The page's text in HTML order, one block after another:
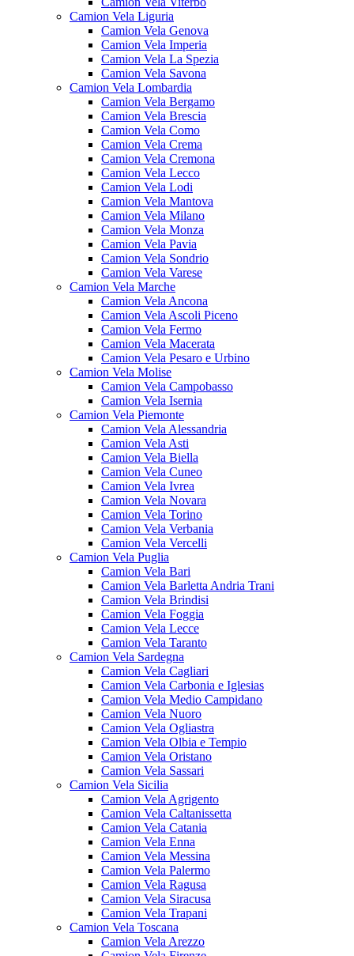
Camion Vela Liguria
Camion Vela Genova
Camion Vela Imperia
Camion Vela La Spezia
Camion Vela Savona
Camion Vela Lombardia
Camion Vela Bergamo
Camion Vela Brescia
Camion Vela Como
Camion Vela Crema
Camion Vela Cremona
Camion Vela Lecco
Camion Vela Lodi
Camion Vela Mantova
Camion Vela Milano
Camion Vela Monza
Camion Vela Pavia
Camion Vela Sondrio
Camion Vela Varese
Camion Vela Marche
Camion Vela Ancona
Camion Vela Ascoli Piceno
Camion Vela Fermo
Camion Vela Macerata
Camion Vela Pesaro e Urbino
Camion Vela Molise
Camion Vela Campobasso
Camion Vela Isernia
Camion Vela Piemonte
Camion Vela Alessandria
Camion Vela Asti
Camion Vela Biella
Camion Vela Cuneo
Camion Vela Ivrea
Camion Vela Novara
Camion Vela Torino
Camion Vela Verbania
Camion Vela Vercelli
Camion Vela Puglia
Camion Vela Bari
Camion Vela Barletta Andria Trani
Camion Vela Brindisi
Camion Vela Foggia
Camion Vela Lecce
Camion Vela Taranto
Camion Vela Sardegna
Camion Vela Cagliari
Camion Vela Carbonia e Iglesias
Camion Vela Medio Campidano
Camion Vela Nuoro
Camion Vela Ogliastra
Camion Vela Olbia e Tempio
Camion Vela Oristano
Camion Vela Sassari
Camion Vela Sicilia
Camion Vela Agrigento
Camion Vela Caltanissetta
Camion Vela Catania
Camion Vela Enna
Camion Vela Messina
Camion Vela Palermo
Camion Vela Ragusa
Camion Vela Siracusa
Camion Vela Trapani
Camion Vela Toscana
Camion Vela Arezzo